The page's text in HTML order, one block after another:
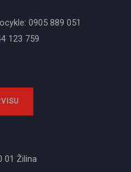
0905 889 051
123 759
01 Žilina